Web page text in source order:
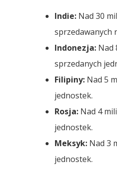
Indie: Nad 30
sprzedawanych
Indonezja: Nad
sprzedanych
Filipiny: Nad 5
jednostek.
Rosja: Nad 4
jednostek.
Meksyk: Nad 3
jednostek.